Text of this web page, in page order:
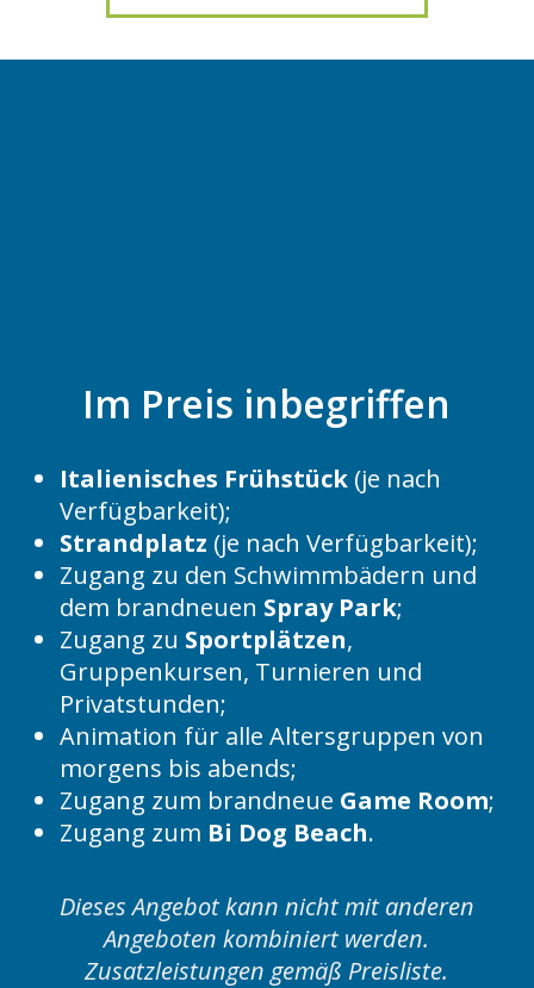
Im Preis inbegriffen
Italienisches Frühstück (je nach
Verfügbarkeit);
Strandplatz (je nach Verfügbarkeit);
Zugang zu den Schwimmbädern und
dem brandneuen Spray Park;
Zugang zu Sportplätzen,
Gruppenkursen, Turnieren und
Privatstunden;
Animation für alle Altersgruppen von
morgens bis abends;
Zugang zum brandneue Game Room;
Zugang zum Bi Dog Beach.
Dieses Angebot kann nicht mit anderen
Angeboten kombiniert werden.
Zusatzleistungen gemäß Preisliste.